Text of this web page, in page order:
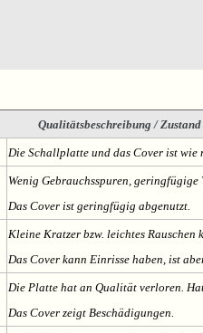
Qualitätsbeschreibung / Zustand
Die Schallplatte und das Cover ist
Wenig Gebrauchsspuren,
Das Cover ist geringfügig abgenutzt.
Kleine Kratzer bzw. leichtes Rauschen
Das Cover kann Einrisse haben, ist
Die Platte hat an Qualität verloren.
Das Cover zeigt Beschädigungen.